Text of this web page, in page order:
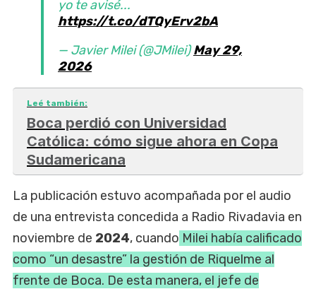
yo te avisé...
https://t.co/dTQyErv2bA
— Javier Milei (@JMilei)May 29,
2026
Leé también:
Boca perdió con Universidad
Católica: cómo sigue ahora en Copa
Sudamericana
La publicación estuvo acompañada por el audio
de una entrevista concedida a Radio Rivadavia en
noviembre de 2024, cuando Milei había calificado
como “un desastre” la gestión de Riquelme al
frente de Boca. De esta manera, el jefe de